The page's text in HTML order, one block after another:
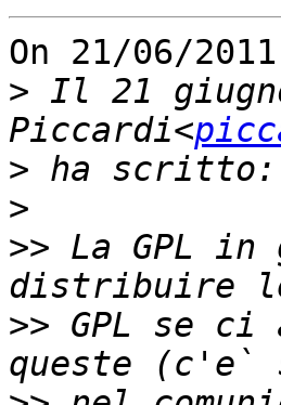
On 21/06/
> Il 21
Piccardi<
>
>
>> La GPL
>> GPL se